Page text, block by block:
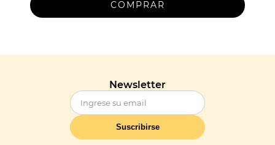
Newsletter
Suscribirse